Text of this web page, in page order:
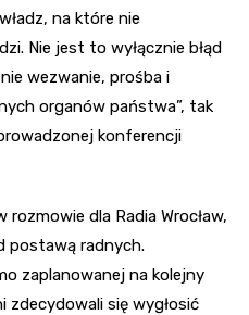
na które nie
Nie jest to wyłącznie błąd
wezwanie, prośba i
organów państwa”, tak
konferencji
dla Radia Wrocław,
postawą radnych.
zaplanowanej na kolejny
zdecydowali się wygłosić